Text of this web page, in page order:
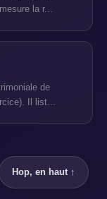
la r...
de
Il list...
Hop, en haut ↑